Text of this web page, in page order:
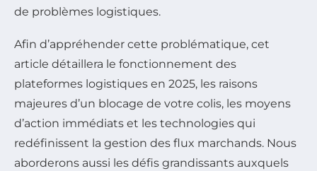
de problèmes logistiques.
Afin d’appréhender cette problématique, cet
article détaillera le fonctionnement des
plateformes logistiques en 2025, les raisons
majeures d’un blocage de votre colis, les moyens
d’action immédiats et les technologies qui
redéfinissent la gestion des flux marchands. Nous
aborderons aussi les défis grandissants auxquels